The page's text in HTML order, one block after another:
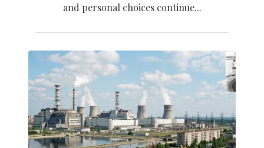
and personal choices continue...